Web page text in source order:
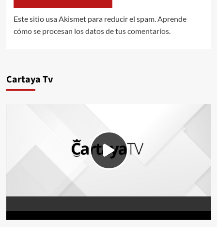
Este sitio usa Akismet para reducir el spam. Aprende
cómo se procesan los datos de tus comentarios.
Cartaya Tv